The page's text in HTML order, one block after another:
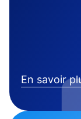
En savoir